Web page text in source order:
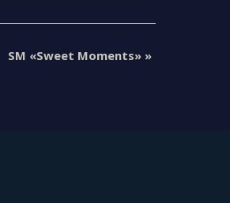
SM «Sweet Moments» »